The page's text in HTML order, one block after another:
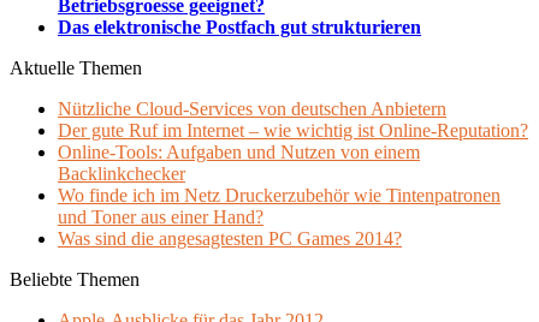
Betriebsgroesse geeignet?
Das elektronische Postfach gut strukturieren
Aktuelle Themen
Nützliche Cloud-Services von deutschen Anbietern
Der gute Ruf im Internet – wie wichtig ist Online-Reputation?
Online-Tools: Aufgaben und Nutzen von einem
Backlinkchecker
Wo finde ich im Netz Druckerzubehör wie Tintenpatronen
und Toner aus einer Hand?
Was sind die angesagtesten PC Games 2014?
Beliebte Themen